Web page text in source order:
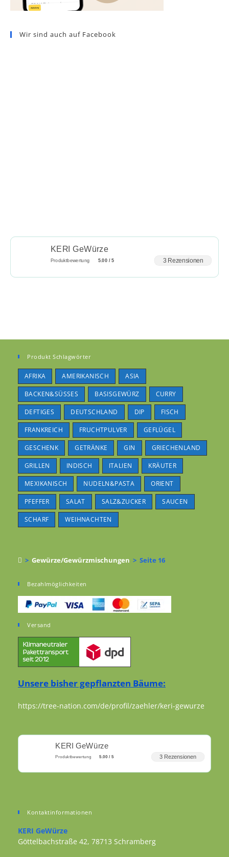
Wir sind auch auf Facebook
KERI GeWürze
Produktbewertung 5.00 / 5 3 Rezensionen
Produkt Schlagwörter
AFRIKA AMERIKANISCH ASIA
BACKEN&SÜSSES BASISGEWÜRZ CURRY
DEFTIGES DEUTSCHLAND DIP FISCH
FRANKREICH FRUCHTPULVER GEFLÜGEL
GESCHENK GETRÄNKE GIN GRIECHENLAND
GRILLEN INDISCH ITALIEN KRÄUTER
MEXIKANISCH NUDELN&PASTA ORIENT
PFEFFER SALAT SALZ&ZUCKER SAUCEN
SCHARF WEIHNACHTEN
> Gewürze/Gewürzmischungen > Seite 16
Bezahlmöglichkeiten
Versand
Unsere bisher gepflanzten Bäume:
https://tree-nation.com/de/profil/zaehler/keri-gewurze
KERI GeWürze
Produktbewertung 5.00 / 5 3 Rezensionen
Kontaktinformationen
KERI GeWürze
Göttelbachstraße 42, 78713 Schramberg